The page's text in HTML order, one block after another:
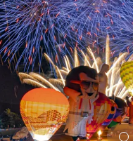
堅定走向世
訪問
總統與五院
國家邁出合
總統農曆春
台美貿易協
性突破 總
升級 籲請
臺美簽署「
疊加 我輸